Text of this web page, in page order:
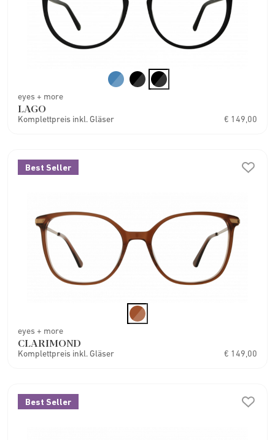
eyes + more
LAGO
Komplettpreis inkl. Gläser € 149,00
Best Seller
eyes + more
CLARIMOND
Komplettpreis inkl. Gläser € 149,00
Best Seller